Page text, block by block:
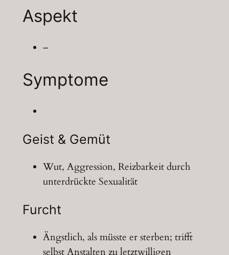
Aspekt
–
Symptome
Geist & Gemüt
Wut, Aggression, Reizbarkeit durch
unterdrückte Sexualität
Furcht
Ängstlich, als müsste er sterben; trifft
selbst Anstalten zu letztwilligen